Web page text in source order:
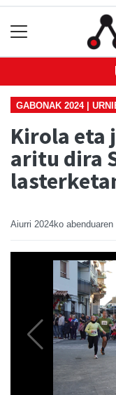
GABONAK 2024 |
Kirola eta
aritu dira
Aiurri 2024ko abenduaren